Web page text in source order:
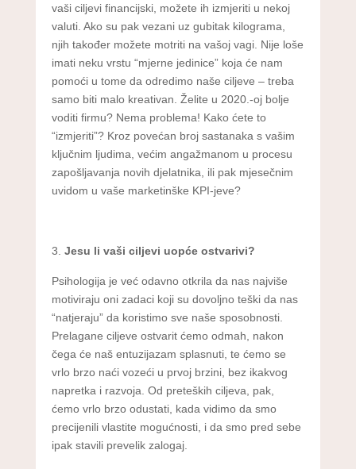
vaši ciljevi financijski, možete ih izmjeriti u nekoj
valuti. Ako su pak vezani uz gubitak kilograma,
njih također možete motriti na vašoj vagi. Nije loše
imati neku vrstu “mjerne jedinice” koja će nam
pomoći u tome da odredimo naše ciljeve – treba
samo biti malo kreativan. Želite u 2020.-oj bolje
voditi firmu? Nema problema! Kako ćete to
“izmjeriti”? Kroz povećan broj sastanaka s vašim
ključnim ljudima, većim angažmanom u procesu
zapošljavanja novih djelatnika, ili pak mjesečnim
uvidom u vaše marketinške KPI-jeve?
Jesu li vaši ciljevi uopće ostvarivi?
Psihologija je već odavno otkrila da nas najviše
motiviraju oni zadaci koji su dovoljno teški da nas
“natjeraju” da koristimo sve naše sposobnosti.
Prelagane ciljeve ostvarit ćemo odmah, nakon
čega će naš entuzijazam splasnuti, te ćemo se
vrlo brzo naći vozeći u prvoj brzini, bez ikakvog
napretka i razvoja. Od preteških ciljeva, pak,
ćemo vrlo brzo odustati, kada vidimo da smo
precijenili vlastite mogućnosti, i da smo pred sebe
ipak stavili prevelik zalogaj.